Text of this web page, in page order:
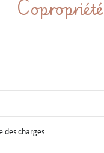
Copropriété
des charges